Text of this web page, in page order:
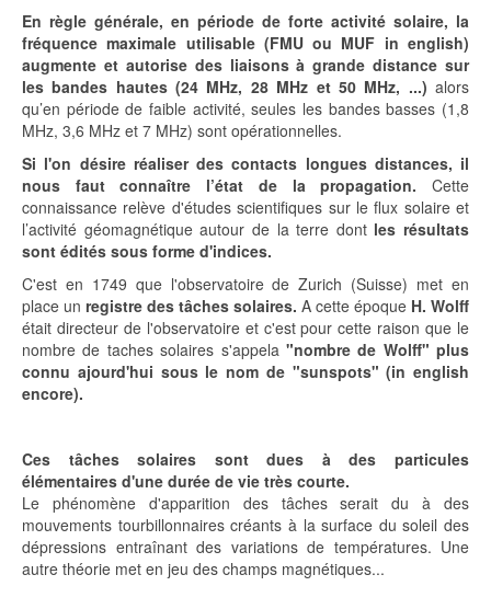
En règle générale, en période de forte activité solaire, la
fréquence maximale utilisable (FMU ou MUF in english)
augmente et autorise des liaisons à grande distance sur
les bandes hautes (24 MHz, 28 MHz et 50 MHz, ...) alors
qu’en période de faible activité, seules les bandes basses (1,8
MHz, 3,6 MHz et 7 MHz) sont opérationnelles.
Si l'on désire réaliser des contacts longues distances, il
nous faut connaître l’état de la propagation. Cette
connaissance relève d'études scientifiques sur le flux solaire et
l’activité géomagnétique autour de la terre dont les résultats
sont édités sous forme d'indices.
C'est en 1749 que l'observatoire de Zurich (Suisse) met en
place un registre des tâches solaires. A cette époque H. Wolff
était directeur de l'observatoire et c'est pour cette raison que le
nombre de taches solaires s'appela "nombre de Wolff" plus
connu ajourd'hui sous le nom de "sunspots" (in english
encore).
Ces tâches solaires sont dues à des particules
élémentaires d'une durée de vie très courte.
Le phénomène d'apparition des tâches serait du à des
mouvements tourbillonnaires créants à la surface du soleil des
dépressions entraînant des variations de températures. Une
autre théorie met en jeu des champs magnétiques...